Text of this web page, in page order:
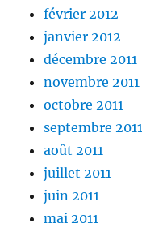
février 2012
janvier 2012
décembre 2011
novembre 2011
octobre 2011
septembre 2011
août 2011
juillet 2011
juin 2011
mai 2011